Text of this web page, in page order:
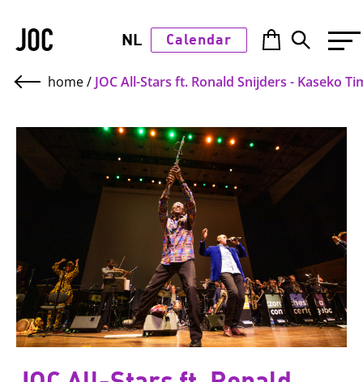
JOC NL Calendar
home/ JOC All-Stars ft. Ronald Snijders - Kaseko